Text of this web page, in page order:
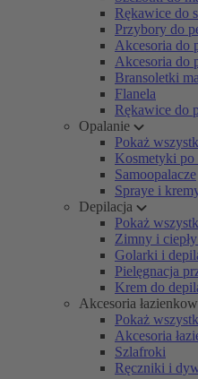
Rękawice do
Przybory do
Akcesoria do
Akcesoria do
Bransoletki
Flanela
Rękawice do
Opalanie
Pokaż
Kosmetyki po
Samoopalacze
Spraye i
Depilacja
Pokaż
Zimny i
Golarki i
Pielęgnacja
Krem do
Akcesoria
Pokaż
Akcesoria
Szlafroki
Ręczniki i